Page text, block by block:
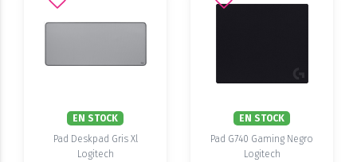
EN STOCK
Pad Deskpad Gris Xl
Logitech
EN STOCK
Pad G740 Gaming Negro
Logitech